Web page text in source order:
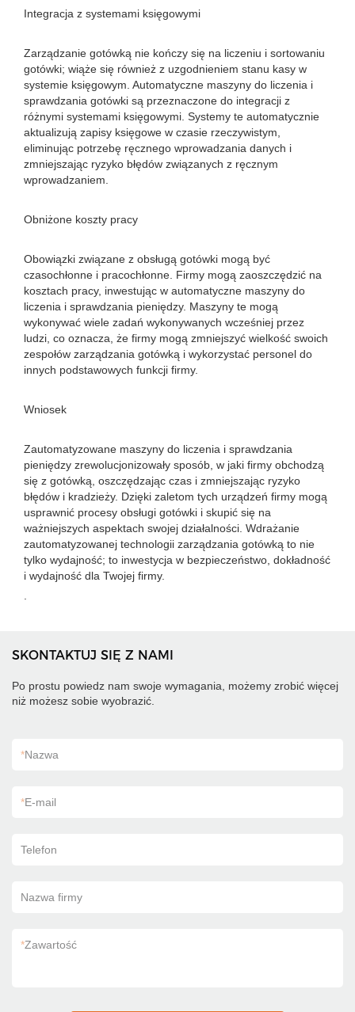
Integracja z systemami księgowymi
Zarządzanie gotówką nie kończy się na liczeniu i sortowaniu
gotówki; wiąże się również z uzgodnieniem stanu kasy w
systemie księgowym. Automatyczne maszyny do liczenia i
sprawdzania gotówki są przeznaczone do integracji z
różnymi systemami księgowymi. Systemy te automatycznie
aktualizują zapisy księgowe w czasie rzeczywistym,
eliminując potrzebę ręcznego wprowadzania danych i
zmniejszając ryzyko błędów związanych z ręcznym
wprowadzaniem.
Obniżone koszty pracy
Obowiązki związane z obsługą gotówki mogą być
czasochłonne i pracochłonne. Firmy mogą zaoszczędzić na
kosztach pracy, inwestując w automatyczne maszyny do
liczenia i sprawdzania pieniędzy. Maszyny te mogą
wykonywać wiele zadań wykonywanych wcześniej przez
ludzi, co oznacza, że ​​firmy mogą zmniejszyć wielkość swoich
zespołów zarządzania gotówką i wykorzystać personel do
innych podstawowych funkcji firmy.
Wniosek
Zautomatyzowane maszyny do liczenia i sprawdzania
pieniędzy zrewolucjonizowały sposób, w jaki firmy obchodzą
się z gotówką, oszczędzając czas i zmniejszając ryzyko
błędów i kradzieży. Dzięki zaletom tych urządzeń firmy mogą
usprawnić procesy obsługi gotówki i skupić się na
ważniejszych aspektach swojej działalności. Wdrażanie
zautomatyzowanej technologii zarządzania gotówką to nie
tylko wydajność; to inwestycja w bezpieczeństwo, dokładność
i wydajność dla Twojej firmy.
SKONTAKTUJ SIĘ Z NAMI
Po prostu powiedz nam swoje wymagania, możemy zrobić więcej
niż możesz sobie wyobrazić.
*Nazwa
*E-mail
Telefon
Nazwa firmy
*Zawartość